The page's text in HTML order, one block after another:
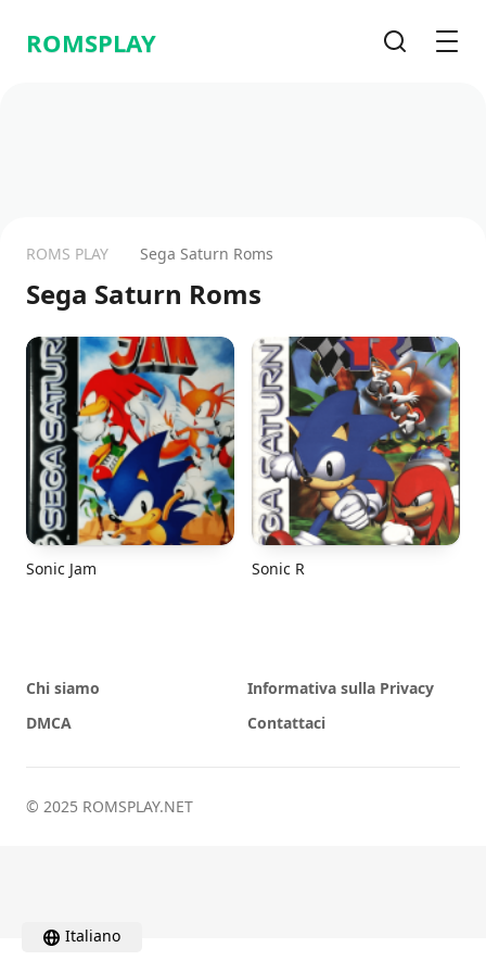
ROMSPLAY
ROMS PLAY Sega Saturn Roms
Sega Saturn Roms
Sonic Jam Sonic R
Chi siamo
Informativa sulla Privacy
DMCA
Contattaci
© 2025 ROMSPLAY.NET
Italiano